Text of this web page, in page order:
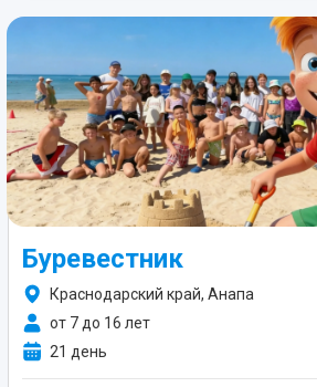
Буревестник
Краснодарский край, Анапа
от 7 до 16 лет
21 день